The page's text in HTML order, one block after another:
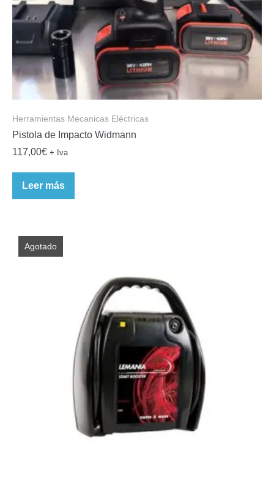
Herramientas Mecanicas Eléctricas
Pistola de Impacto Widmann
117,00€ + Iva
Leer más
Agotado